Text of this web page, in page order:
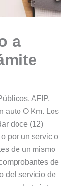
a
AFIP,
auto O Km. Los
doce (12)
por un servicio
de un mismo
de
del servicio de